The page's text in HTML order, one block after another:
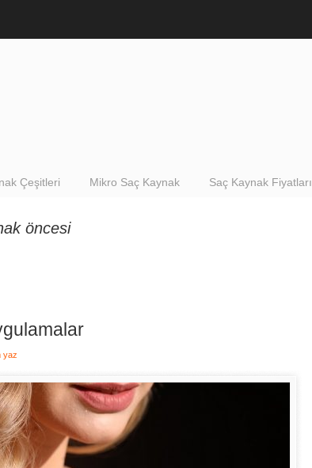
Çeşitleri Mikro Saç Kaynak Saç Kaynak Fiyatları
öncesi
yaz